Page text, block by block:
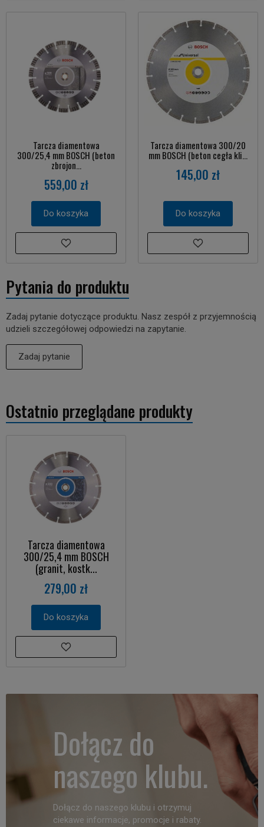
Tarcza diamentowa
300/25,4 mm BOSCH (beton
zbrojon...
559,00 zł
Do koszyka
Tarcza diamentowa 300/20
mm BOSCH (beton cegła kli...
145,00 zł
Do koszyka
Pytania do produktu
Zadaj pytanie dotyczące produktu. Nasz zespół z przyjemnością
udzieli szczegółowej odpowiedzi na zapytanie.
Zadaj pytanie
Ostatnio przeglądane produkty
Tarcza diamentowa
300/25,4 mm BOSCH
(granit, kostk...
279,00 zł
Do koszyka
Dołącz do
naszego klubu.
Dołącz do naszego klubu i otrzymuj
ciekawe informacje, promocje i rabaty.